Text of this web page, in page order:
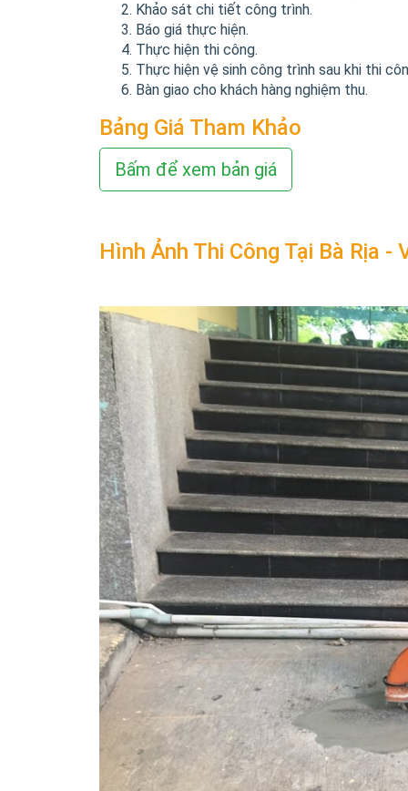
Khảo sát chi tiết công trình.
Báo giá thực hiện.
Thực hiện thi công.
Thực hiện vệ sinh công trình sau khi thi
Bàn giao cho khách hàng nghiệm thu.
Bảng Giá Tham Khảo
Bấm để xem bản giá
Hình Ảnh Thi Công Tại Bà Rịa -